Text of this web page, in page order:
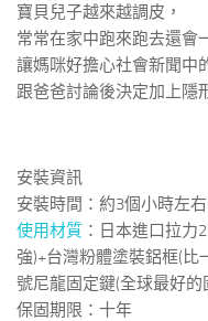
寶貝兒子越來越調皮，
常常在家中跑來跑去還會
讓媽咪好擔心社會新聞中
跟爸爸討論後決定加上隱
安裝資訊
安裝時間：約3個小時左右
使用材質 ：日本進口拉力
強)+台灣粉體塗裝鋁框(比
號尼龍固定鍵(全球最好的
保固期限：十年